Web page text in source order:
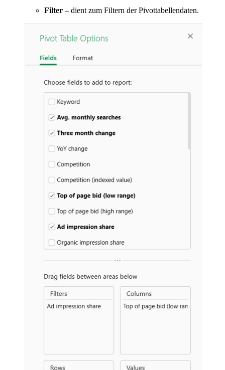
Filter – dient zum Filtern der Pivottabellendaten.